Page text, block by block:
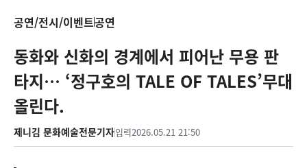
공연/전시/이벤트공연
동화와 신화의 경계에서 피어난 무용 판
타지… ‘정구호의 TALE OF TALES’무대
올린다.
제니김 문화예술전문기자입력2026.05.21 21:50